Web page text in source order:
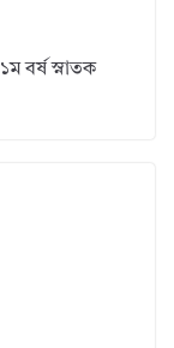
বর্ষ স্নাতক